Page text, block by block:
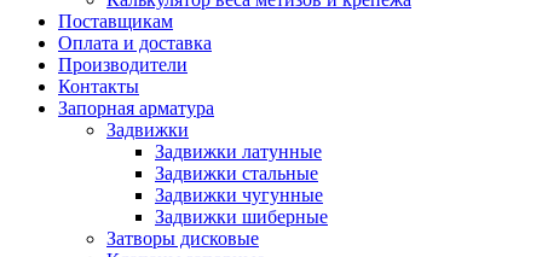
Поставщикам
Оплата и доставка
Производители
Контакты
Запорная арматура
Задвижки
Задвижки латунные
Задвижки стальные
Задвижки чугунные
Задвижки шиберные
Затворы дисковые